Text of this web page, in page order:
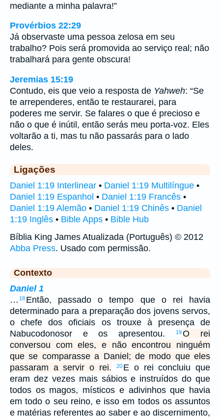
mediante a minha palavra!”
Provérbios 22:29
Já observaste uma pessoa zelosa em seu
trabalho? Pois será promovida ao serviço real; não
trabalhará para gente obscura!
Jeremias 15:19
Contudo, eis que veio a resposta de Yahweh: “Se
te arrependeres, então te restaurarei, para
poderes me servir. Se falares o que é precioso e
não o que é inútil, então serás meu porta-voz. Eles
voltarão a ti, mas tu não passarás para o lado
deles.
Ligações
Daniel 1:19 Interlinear • Daniel 1:19 Multilíngue •
Daniel 1:19 Espanhol • Daniel 1:19 Francês •
Daniel 1:19 Alemão • Daniel 1:19 Chinês • Daniel
1:19 Inglês • Bible Apps • Bible Hub
Bíblia King James Atualizada (Português) © 2012
Abba Press. Usado com permissão.
Contexto
Daniel 1
… 18 Então, passado o tempo que o rei havia
determinado para a preparação dos jovens servos,
o chefe dos oficiais os trouxe à presença de
Nabucodonosor e os apresentou.
19 O rei
conversou com eles, e não encontrou ninguém
que se comparasse a Daniel; de modo que eles
passaram a servir o rei.
20 E o rei concluiu que
eram dez vezes mais sábios e instruídos do que
todos os magos, místicos e adivinhos que havia
em todo o seu reino, e isso em todos os assuntos
e matérias referentes ao saber e ao discernimento,